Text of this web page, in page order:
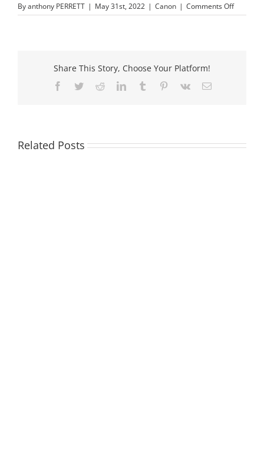
Byanthony PERRETT | May 31st, 2022 | Canon | Comments Offon
PFI-
Share This Story, Choose Your Platform!
Facebook
TwitterRedditLinkedInTumblr Pinterest
Vk Email
Related Posts